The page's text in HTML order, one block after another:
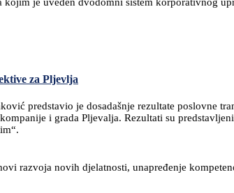
za Pljevlja
predstavio je dosadašnje rezultate poslovne
i grada Pljevalja. Rezultati su
razvoja novih djelatnosti, unapređenje